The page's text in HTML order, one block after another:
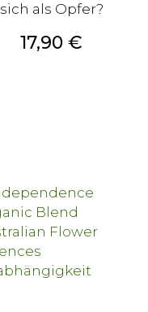
sich als Opfer?
Preis
17,90 €